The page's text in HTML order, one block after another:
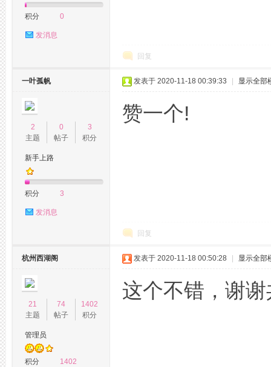
积分 0
发消息
回复
一叶孤帆
2
主题
0
帖子
3
积分
新手上路
积分 3
发消息
发表于 2020-11-18 00:39:33 显示全部
赞一个!
回复
杭州西湖阁
21
主题
74
帖子
1402
积分
管理员
积分 1402
发表于 2020-11-18 00:50:28 显示全部
这个不错，谢